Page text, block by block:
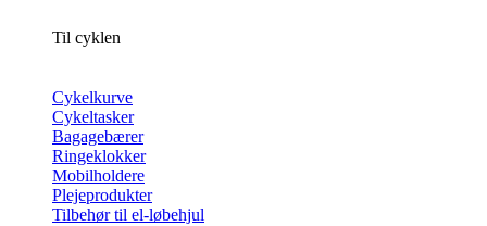
Til cyklen
Cykelkurve
Cykeltasker
Bagagebærer
Ringeklokker
Mobilholdere
Plejeprodukter
Tilbehør til el-løbehjul